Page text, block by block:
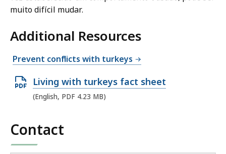
muito difícil mudar.
Additional Resources
Prevent conflicts with turkeys
O
p
P
Living with turkeys fact sheet
(English, PDF 4.23 MB)
Contact